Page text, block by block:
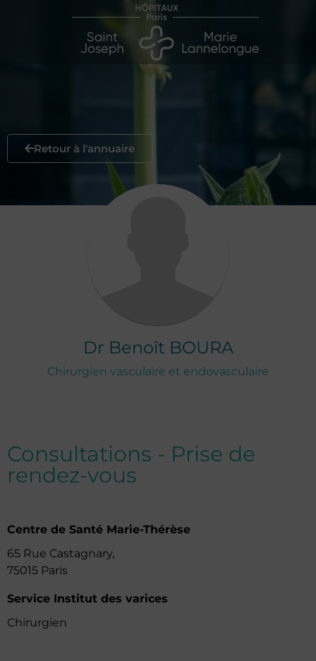
Retour à l'annuaire
Dr Benoît BOURA
Chirurgien vasculaire et endovasculaire
Consultations - Prise de
rendez-vous
Centre de Santé Marie-Thérèse
65 Rue Castagnary,
75015 Paris
Service Institut des varices
Chirurgien